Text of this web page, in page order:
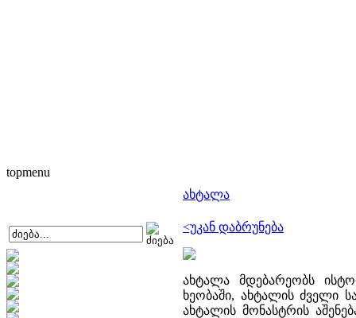
topmenu
ახტალა
<უკან დაბრუნება
ახტალა მდებარეობს
ხეობაში, ახტალის ძველი
ახტალის მონასტრის